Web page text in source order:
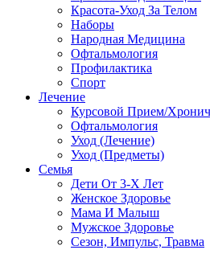
Красота-Уход За Телом
Наборы
Народная Медицина
Офтальмология
Профилактика
Спорт
Лечение
Курсовой Прием/
Офтальмология
Уход (Лечение)
Уход (Предметы)
Семья
Дети От 3-Х Лет
Женское Здоровье
Мама И Малыш
Мужское Здоровье
Сезон, Импульс, Травма